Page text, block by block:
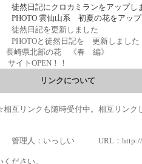
然日記にクロカミランをアップし
雲仙山系 初夏の花をアップ
然日記を更新しました
と徒然日記を 更新しました
崎県北部の花 《春 編》
イトOPEN！！
リンクについて
互リンクも随時受付中。相互リンク
人：いっしい URL：http://
ださい。